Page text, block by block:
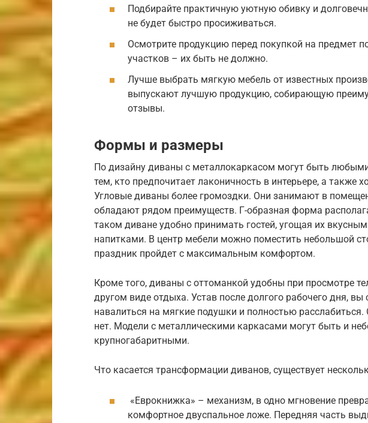
Подбирайте практичную уютную обивку и
не будет быстро просиживаться.
Осмотрите продукцию перед покупкой на предмет
участков – их быть не должно.
Лучше выбрать мягкую мебель от известных
выпускают лучшую продукцию, собирающую
отзывы.
Формы и размеры
По дизайну диваны с металлокаркасом могут быть
тем, кто предпочитает лаконичность в интерьере, а также
Угловые диваны более громоздки. Они занимают в
обладают рядом преимуществ. Г-образная форма
таком диване удобно принимать гостей, угощая их
напитками. В центр мебели можно поместить небольшой
праздник пройдет с максимальным комфортом.
Кроме того, диваны с оттоманкой удобны при просмотре
другом виде отдыха. Устав после долгого рабочего дня, вы
навалиться на мягкие подушки и полностью
нет. Модели с металлическими каркасами могут быть и
крупногабаритными.
Что касается трансформации диванов, существует
«Еврокнижка» – механизм, в одно мгновение
комфортное двуспальное ложе. Передняя часть